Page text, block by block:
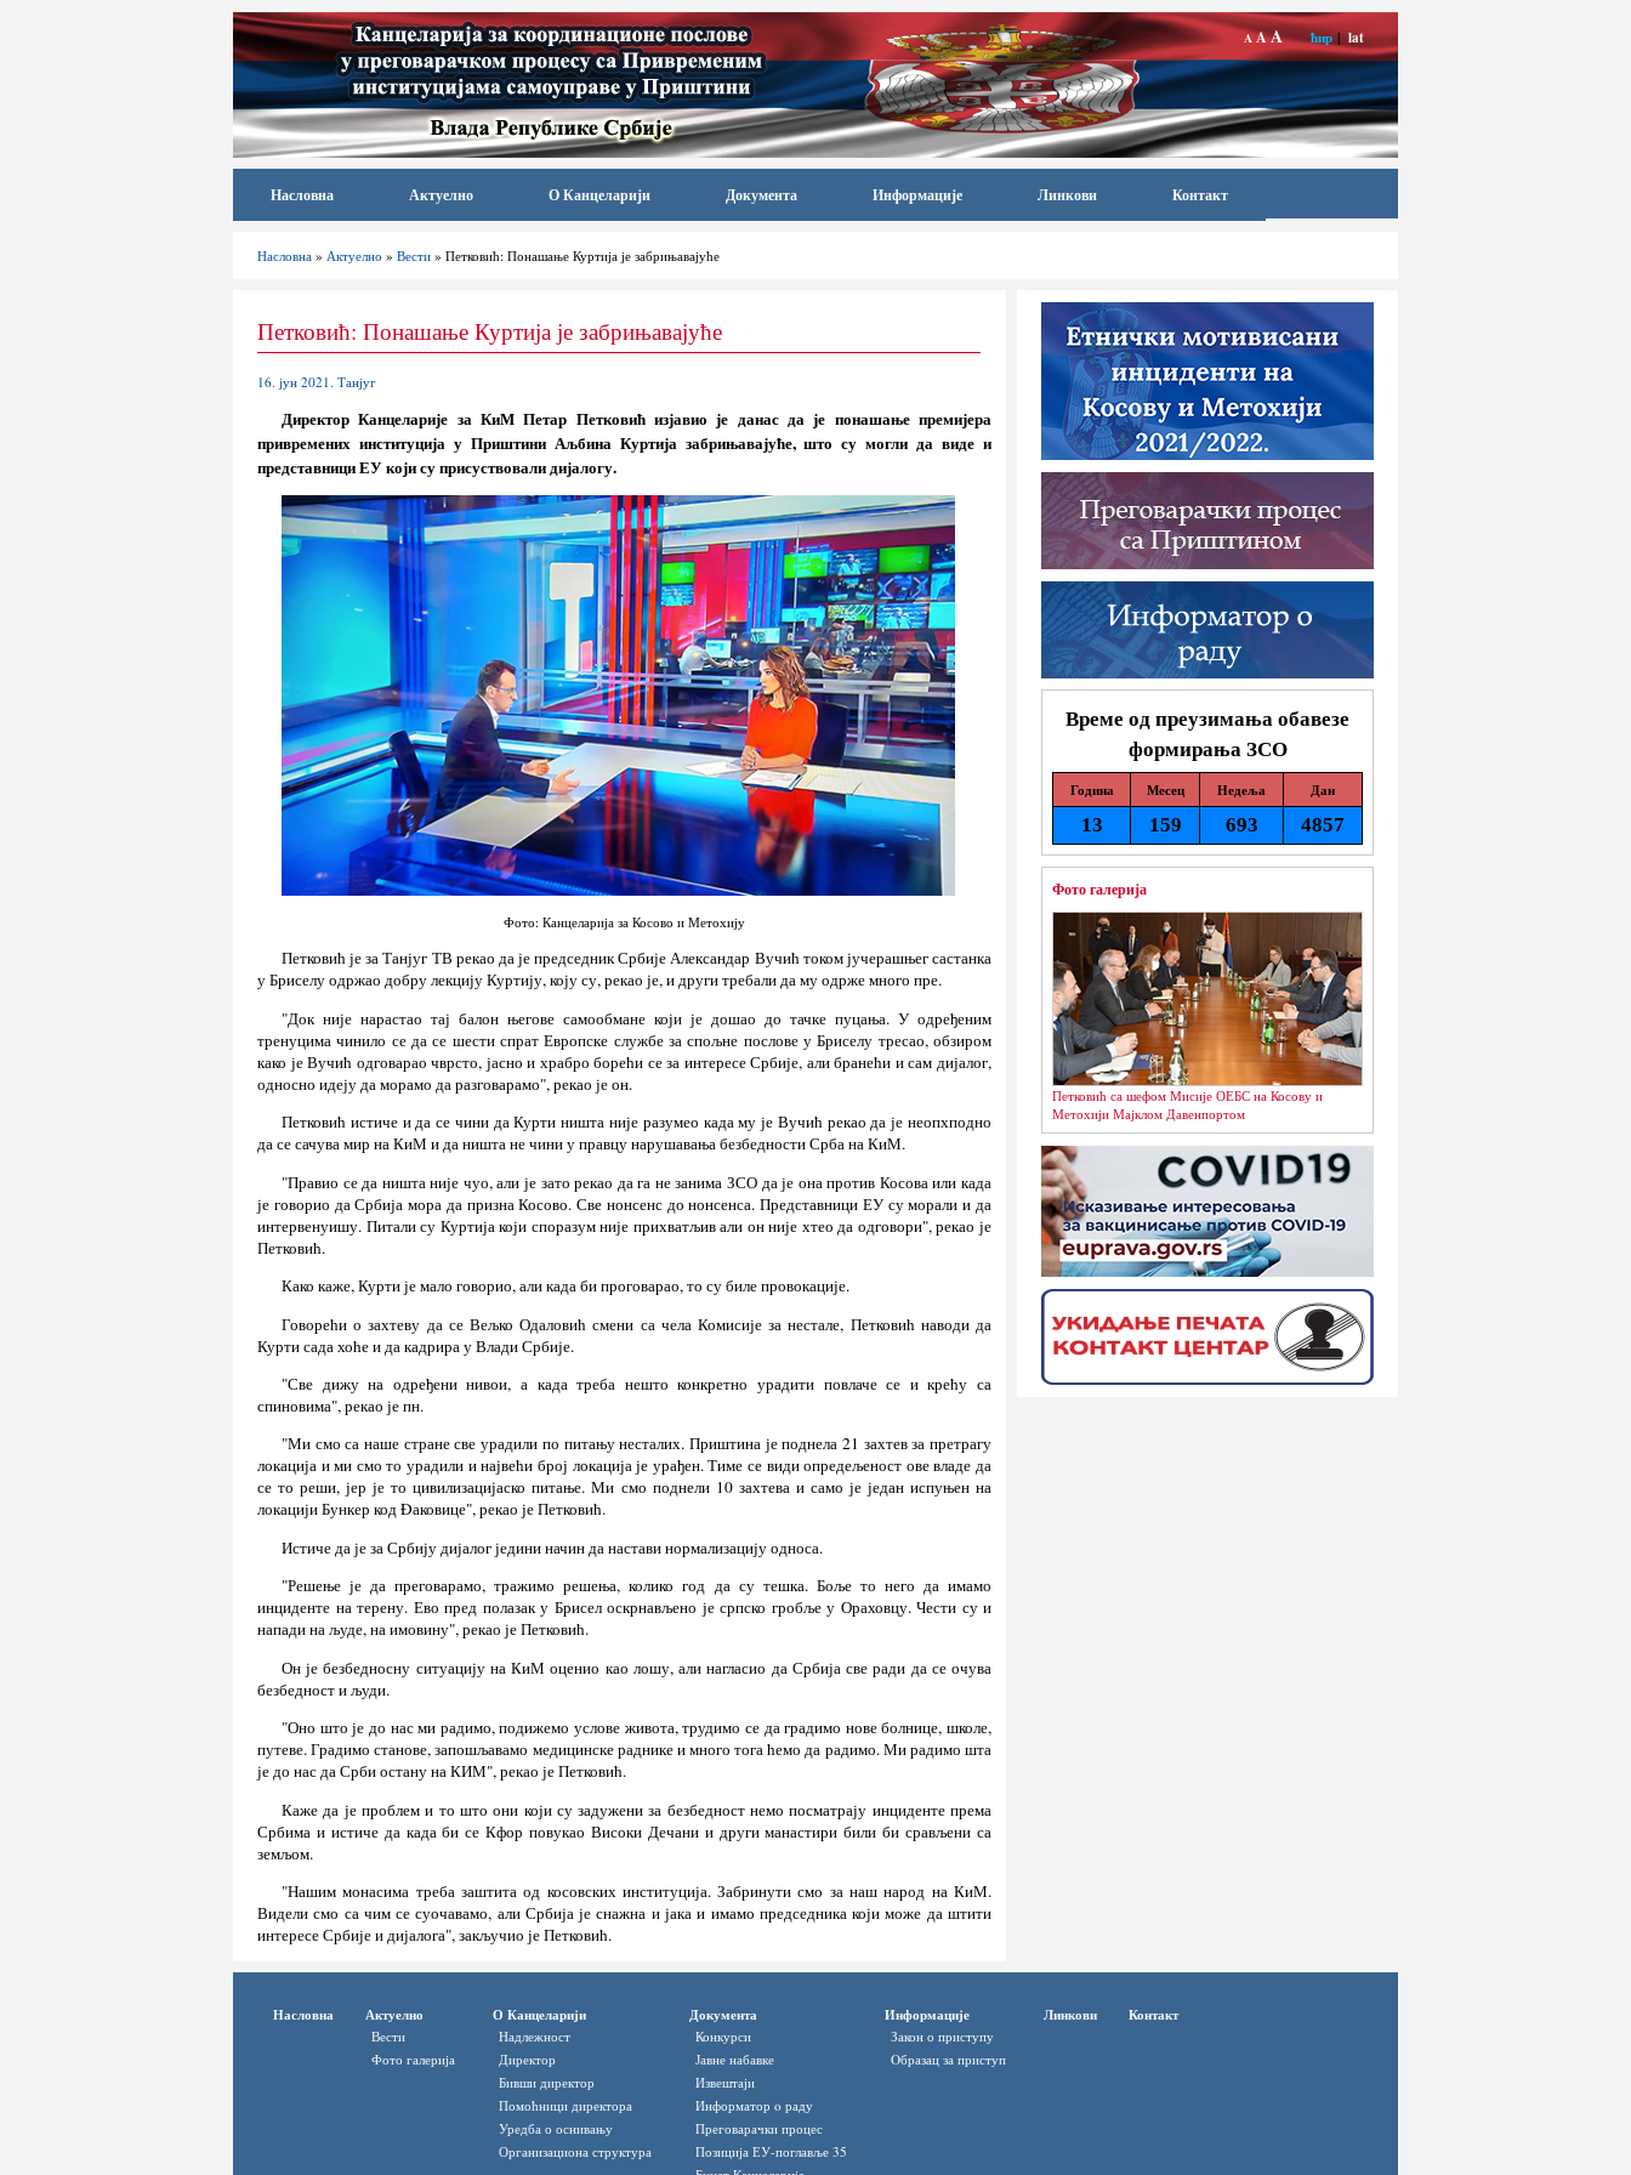
A AA ћир|lat
Насловна Актуелно О Канцеларији Документа Информације Линкови Контакт
Насловна » Актуелно » Вести » Петковић: Понашање Куртија је забрињавајуће
Време од преузимања обавезе
формирања ЗСО
Година Месец Недеља Дан
13 159 693 4857
Фото галерија
Петковић са шефом Мисије ОЕБС на Косову и
Метохији Мајклом Давенпортом
Петковић: Понашање Куртија је забрињавајуће
16. јун 2021. Танјуг
Директор Канцеларије за КиМ Петар Петковић изјавио је данас да је понашање премијера
привремених институција у Приштини Аљбина Куртија забрињавајуће, што су могли да виде и
представници ЕУ који су присуствовали дијалогу.
Фото: Канцеларија за Косово и Метохију
Петковић је за Танјуг ТВ рекао да је председник Србије Александар Вучић током јучерашњег састанка
у Бриселу одржао добру лекцију Куртију, коју су, рекао је, и други требали да му одрже много пре.
"Док није нарастао тај балон његове самообмане који је дошао до тачке пуцања. У одређеним
тренуцима чинило се да се шести спрат Европске службе за спољне послове у Бриселу тресао, обзиром
како је Вучић одговарао чврсто, јасно и храбро борећи се за интересе Србије, али бранећи и сам дијалог,
односно идеју да морамо да разговарамо", рекао је он.
Петковић истиче и да се чини да Курти ништа није разумео када му је Вучић рекао да је неопхподно
да се сачува мир на КиМ и да ништа не чини у правцу нарушавања безбедности Срба на КиМ.
"Правио се да ништа није чуо, али је зато рекао да га не занима ЗСО да је она против Косова или када
је говорио да Србија мора да призна Косово. Све нонсенс до нонсенса. Представници ЕУ су морали и да
интервенуишу. Питали су Куртија који споразум није прихватљив али он није хтео да одговори", рекао је
Петковић.
Како каже, Курти је мало говорио, али када би проговарао, то су биле провокације.
Говорећи о захтеву да се Вељко Одаловић смени са чела Комисије за нестале, Петковић наводи да
Курти сада хоће и да кадрира у Влади Србије.
"Све дижу на одређени нивои, а када треба нешто конкретно урадити повлаче се и крећу са
спиновима", рекао је пн.
"Ми смо са наше стране све урадили по питању несталих. Приштина је поднела 21 захтев за претрагу
локација и ми смо то урадили и највећи број локација је урађен. Тиме се види опредељеност ове владе да
се то реши, јер је то цивилизацијаско питање. Ми смо поднели 10 захтева и само је један испуњен на
локацији Бункер код Ðаковице", рекао је Петковић.
Истиче да је за Србију дијалог једини начин да настави нормализацију односа.
"Решење је да преговарамо, тражимо решења, колико год да су тешка. Боље то него да имамо
инциденте на терену. Ево пред полазак у Брисел оскрнављено је српско гробље у Ораховцу. Чести су и
напади на људе, на имовину", рекао је Петковић.
Он је безбедносну ситуацију на КиМ оценио као лошу, али нагласио да Србија све ради да се очува
безбедност и људи.
"Оно што је до нас ми радимо, подижемо услове живота, трудимо се да градимо нове болнице, школе,
путеве. Градимо станове, запошљавамо медицинске раднике и много тога ћемо да радимо. Ми радимо шта
је до нас да Срби остану на КИМ", рекао је Петковић.
Каже да је проблем и то што они који су задужени за безбедност немо посматрају инциденте према
Србима и истиче да када би се Кфор повукао Високи Дечани и други манастири били би срављени са
земљом.
"Нашим монасима треба заштита од косовских институција. Забринути смо за наш народ на КиМ.
Видели смо са чим се суочавамо, али Србија је снажна и јака и имамо председника који може да штити
интересе Србије и дијалога", закључио је Петковић.
Насловна Актуелно
Вести
Фото галерија
О Канцеларији
Надлежност
Директор
Бивши директор
Помоћници директора
Уредба о оснивању
Организациона структура
Документа
Конкурси
Јавне набавке
Извештаји
Информатор o раду
Преговарачки процес
Позиција ЕУ-поглавље 35
Информације
Закон о приступу
Oбразац за приступ
Линкови Контакт